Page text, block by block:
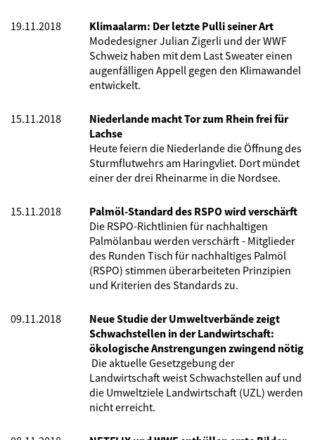
19.11.2018
Klimaalarm: Der letzte Pulli seiner Art
Modedesigner Julian Zigerli und der WWF
Schweiz haben mit dem Last Sweater einen
augenfälligen Appell gegen den Klimawandel
entwickelt.
15.11.2018
Niederlande macht Tor zum Rhein frei für
Lachse
Heute feiern die Niederlande die Öffnung des
Sturmflutwehrs am Haringvliet. Dort mündet
einer der drei Rheinarme in die Nordsee.
15.11.2018
Palmöl-Standard des RSPO wird verschärft
Die RSPO-Richtlinien für nachhaltigen
Palmölanbau werden verschärft - Mitglieder
des Runden Tisch für nachhaltiges Palmöl
(RSPO) stimmen überarbeiteten Prinzipien
und Kriterien des Standards zu.
09.11.2018
Neue Studie der Umweltverbände zeigt
Schwachstellen in der Landwirtschaft:
ökologische Anstrengungen zwingend nötig
Die aktuelle Gesetzgebung der
Landwirtschaft weist Schwachstellen auf und
die Umweltziele Landwirtschaft (UZL) werden
nicht erreicht.